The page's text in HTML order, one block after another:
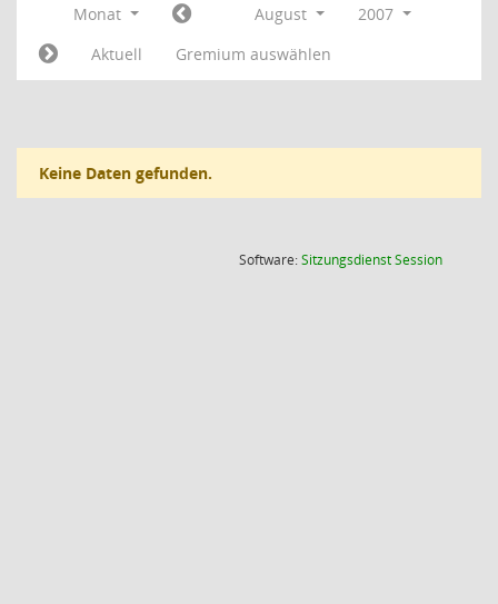
Monat August
2007
Aktuell
Gremium auswählen
Keine Daten gefunden.
Software:SitzungsdienstSession(Wird in